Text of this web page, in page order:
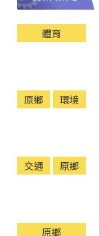
體育
原鄉 環境
交通 原鄉
原鄉